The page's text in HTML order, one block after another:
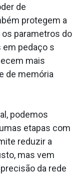
de
protegem a
parametros do
em pedaço s
mais
de memória
podemos
etapas com
reduzir a
mas vem
da rede